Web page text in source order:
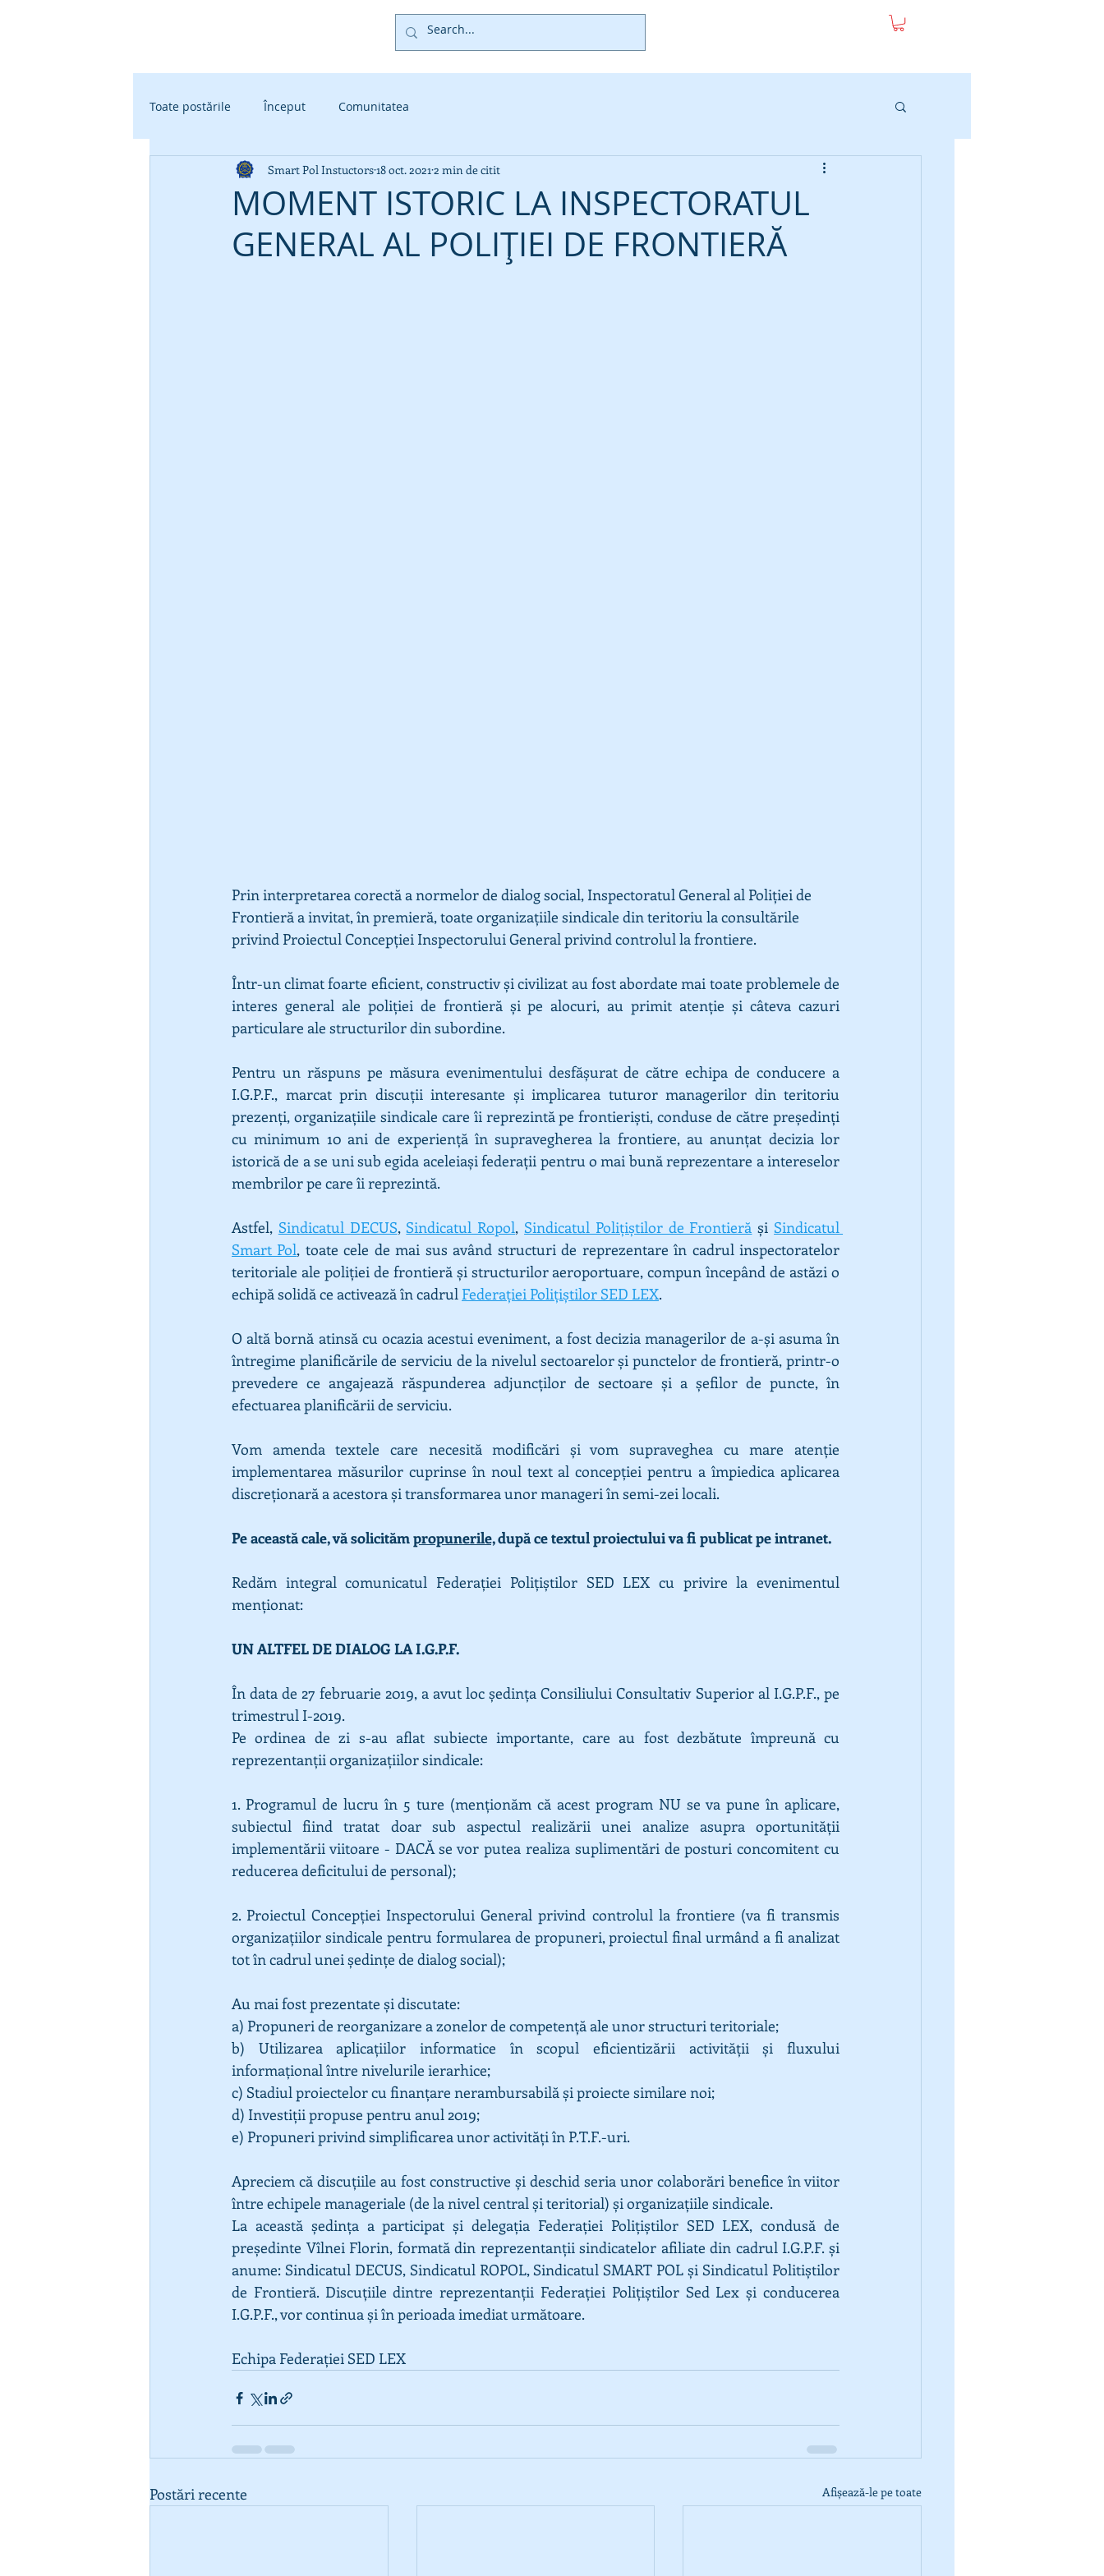
Toate postările Început Comunitatea
MOMENT ISTORIC LA INSPECTORATUL
GENERAL AL POLIȚIEI DE FRONTIERĂ
Smart Pol Instuctors18 oct. 2021 2 min de citit
Prin interpretarea corectă a normelor de dialog social, Inspectoratul General al Poliției de
Frontieră a invitat, în premieră, toate organizațiile sindicale din teritoriu la consultările
privind Proiectul Concepției Inspectorului General privind controlul la frontiere.
Într-un climat foarte eficient, constructiv şi civilizat au fost abordate mai toate problemele de
interes general ale poliției de frontieră și pe alocuri, au primit atenție și câteva cazuri
particulare ale structurilor din subordine.
Pentru un răspuns pe măsura evenimentului desfășurat de către echipa de conducere a
I.G.P.F., marcat prin discuții interesante și implicarea tuturor managerilor din teritoriu
prezenți, organizațiile sindicale care îi reprezintă pe frontieriști, conduse de către președinți
cu minimum 10 ani de experiență în supravegherea la frontiere, au anunțat decizia lor
istorică de a se uni sub egida aceleiași federații pentru o mai bună reprezentare a intereselor
membrilor pe care îi reprezintă.
Astfel, Sindicatul DECUS, Sindicatul Ropol, Sindicatul Polițiștilor de Frontieră și Sindicatul
Smart Pol, toate cele de mai sus având structuri de reprezentare în cadrul inspectoratelor
teritoriale ale poliției de frontieră și structurilor aeroportuare, compun începând de astăzi o
echipă solidă ce activează în cadrul Federației Polițiștilor SED LEX.
O altă bornă atinsă cu ocazia acestui eveniment, a fost decizia managerilor de a-și asuma în
întregime planificările de serviciu de la nivelul sectoarelor și punctelor de frontieră, printr-o
prevedere ce angajează răspunderea adjuncților de sectoare și a șefilor de puncte, în
efectuarea planificării de serviciu.
Vom amenda textele care necesită modificări și vom supraveghea cu mare atenție
implementarea măsurilor cuprinse în noul text al concepției pentru a împiedica aplicarea
discreționară a acestora și transformarea unor manageri în semi-zei locali.
Pe această cale, vă solicităm propunerile, după ce textul proiectului va fi publicat pe intranet.
Redăm integral comunicatul Federației Polițiștilor SED LEX cu privire la evenimentul
menționat:
UN ALTFEL DE DIALOG LA I.G.P.F.
În data de 27 februarie 2019, a avut loc ședința Consiliului Consultativ Superior al I.G.P.F., pe
trimestrul I-2019.
Pe ordinea de zi s-au aflat subiecte importante, care au fost dezbătute împreună cu
reprezentanții organizațiilor sindicale:
1. Programul de lucru în 5 ture (menționăm că acest program NU se va pune în aplicare,
subiectul fiind tratat doar sub aspectul realizării unei analize asupra oportunității
implementării viitoare - DACĂ se vor putea realiza suplimentări de posturi concomitent cu
reducerea deficitului de personal);
2. Proiectul Concepției Inspectorului General privind controlul la frontiere (va fi transmis
organizațiilor sindicale pentru formularea de propuneri, proiectul final urmând a fi analizat
tot în cadrul unei ședințe de dialog social);
Au mai fost prezentate și discutate:
a) Propuneri de reorganizare a zonelor de competență ale unor structuri teritoriale;
b) Utilizarea aplicațiilor informatice în scopul eficientizării activității și fluxului
informațional între nivelurile ierarhice;
c) Stadiul proiectelor cu finanțare nerambursabilă și proiecte similare noi;
d) Investiții propuse pentru anul 2019;
e) Propuneri privind simplificarea unor activități în P.T.F.-uri.
Apreciem că discuțiile au fost constructive și deschid seria unor colaborări benefice în viitor
între echipele manageriale (de la nivel central și teritorial) și organizațiile sindicale.
La această ședința a participat și delegația Federației Polițiștilor SED LEX, condusă de
președinte Vîlnei Florin, formată din reprezentanții sindicatelor afiliate din cadrul I.G.P.F. și
anume: Sindicatul DECUS, Sindicatul ROPOL, Sindicatul SMART POL și Sindicatul Politiștilor
de Frontieră. Discuțiile dintre reprezentanții Federației Polițiștilor Sed Lex și conducerea
I.G.P.F., vor continua și în perioada imediat următoare.
Echipa Federației SED LEX
Postări recente Afișează-le pe toate